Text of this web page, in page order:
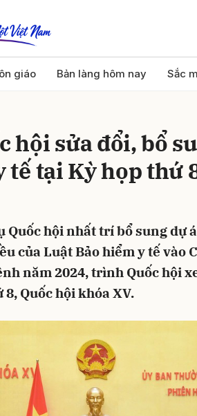
giáo Bản làng hôm nay Sắc
hội sửa đổi, bổ
tế tại Kỳ họp thứ
Quốc hội nhất trí bổ sung dự
của Luật Bảo hiểm y tế vào
năm 2024, trình Quốc hội
Quốc hội khóa XV.
Gửi bình luận